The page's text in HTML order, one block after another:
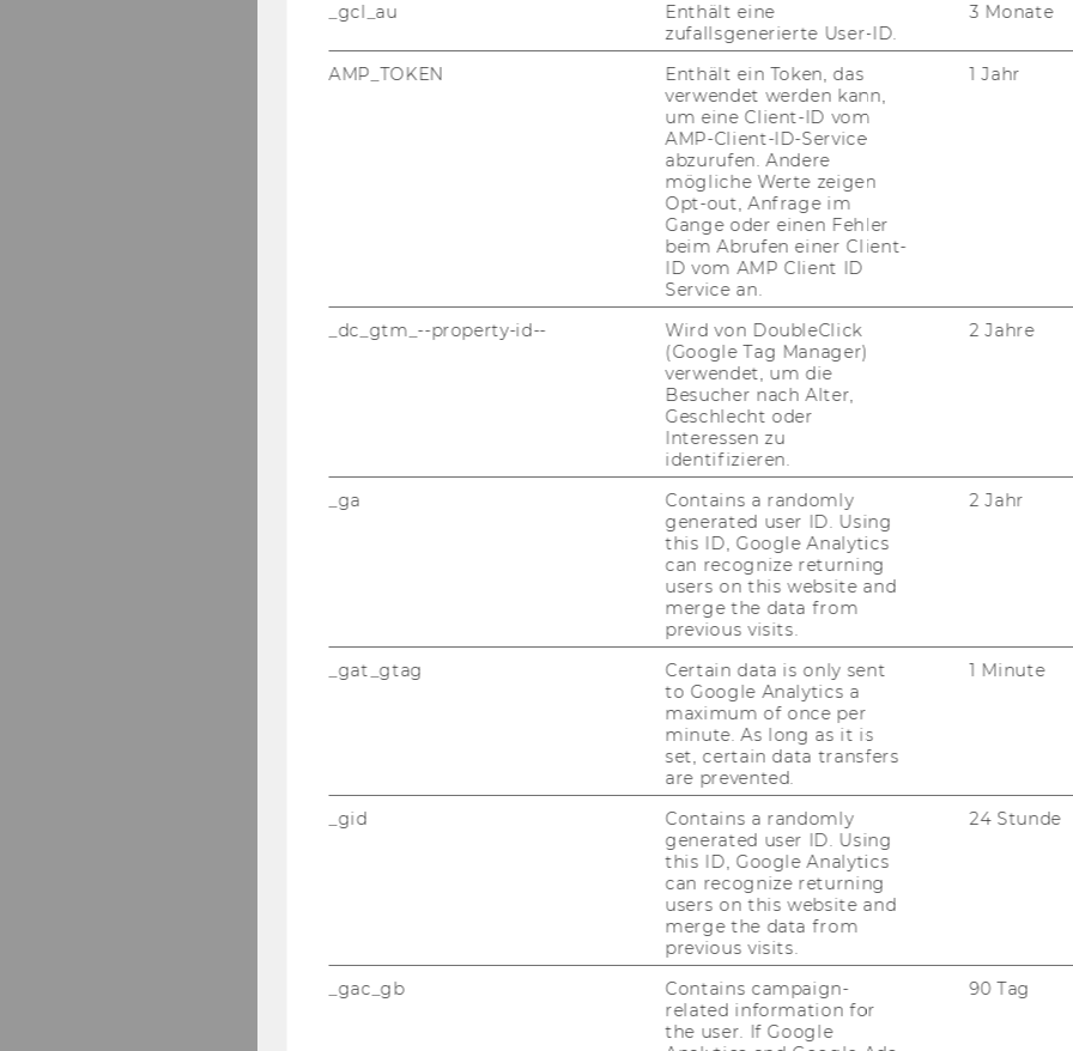
_gcl_au
Enthält eine
zufallsgenerierte User-ID.
3 Monate
AMP_TOKEN
Enthält ein Token, das
verwendet werden kann,
um eine Client-ID vom
AMP-Client-ID-Service
abzurufen. Andere
mögliche Werte zeigen
Opt-out, Anfrage im
Gange oder einen Fehler
beim Abrufen einer Client-
ID vom AMP Client ID
Service an.
1 Jahr
_dc_gtm_--property-id--
Wird von DoubleClick
(Google Tag Manager)
verwendet, um die
Besucher nach Alter,
Geschlecht oder
Interessen zu
identifizieren.
2 Jahre
_ga
Contains a randomly
generated user ID. Using
this ID, Google Analytics
can recognize returning
users on this website and
merge the data from
previous visits.
2 Jahr
_gat_gtag
Certain data is only sent
to Google Analytics a
maximum of once per
minute. As long as it is
set, certain data transfers
are prevented.
1 Minute
_gid
Contains a randomly
generated user ID. Using
this ID, Google Analytics
can recognize returning
users on this website and
merge the data from
previous visits.
24 Stunde
_gac_gb
Contains campaign-
related information for
the user. If Google
90 Tag